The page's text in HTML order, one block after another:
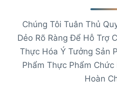
Chúng Tôi Tuân Thủ
Dẻo Rõ Ràng Để Hỗ Trợ
Thực Hóa Ý Tưởng Sản
Phẩm Thực Phẩm Chức
Hoàn